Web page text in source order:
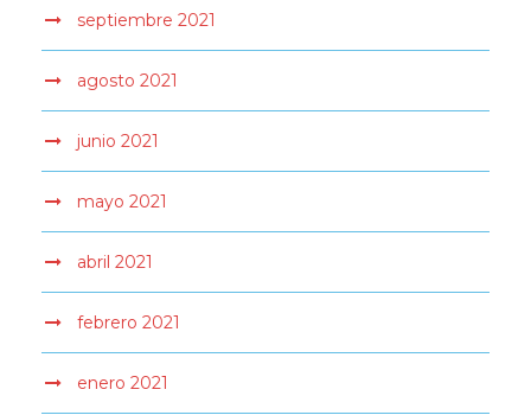
septiembre 2021
agosto 2021
junio 2021
mayo 2021
abril 2021
febrero 2021
enero 2021